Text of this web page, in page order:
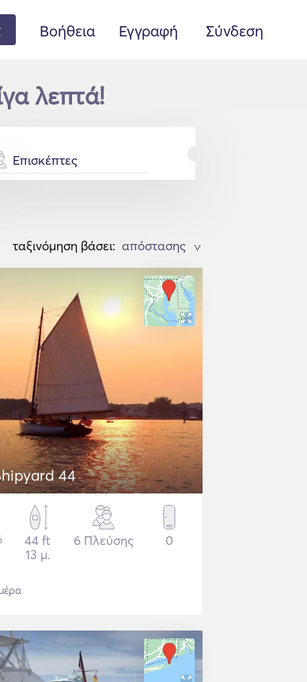
Βοήθεια Εγγραφή Σύνδεση
λεπτά!
Επισκέπτες
ταξινόμηση βάσει: >
44
44 ft
13 μ.
6 Πλεύσης 0